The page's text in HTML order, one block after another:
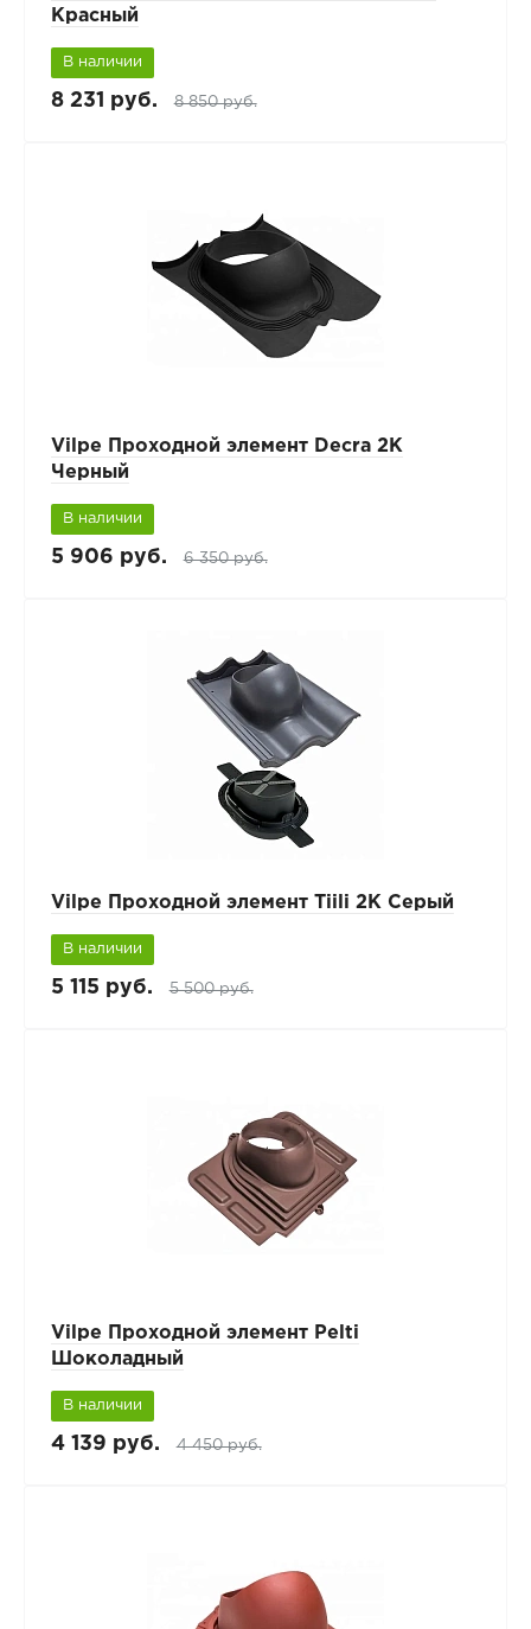
Красный
В наличии
8 231 руб. 8 850 руб.
Vilpe Проходной элемент Decra 2K
Черный
В наличии
5 906 руб. 6 350 руб.
Vilpe Проходной элемент Tiili 2K Серый
В наличии
5 115 руб. 5 500 руб.
Vilpe Проходной элемент Pelti
Шоколадный
В наличии
4 139 руб. 4 450 руб.